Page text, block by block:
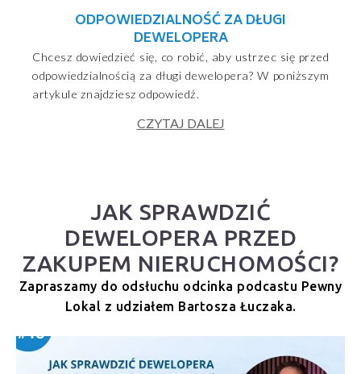
ODPOWIEDZIALNOŚĆ ZA DŁUGI
DEWELOPERA
Chcesz dowiedzieć się, co robić, aby ustrzec się przed
odpowiedzialnością za długi dewelopera? W poniższym
artykule znajdziesz odpowiedź.
CZYTAJ DALEJ
JAK SPRAWDZIĆ
DEWELOPERA PRZED
ZAKUPEM NIERUCHOMOŚCI?
Zapraszamy do odsłuchu odcinka podcastu Pewny
Lokal z udziałem Bartosza Łuczaka.